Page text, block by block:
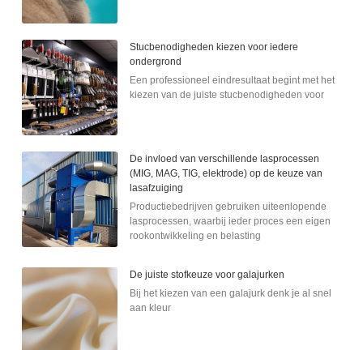
Stucbenodigheden kiezen voor iedere
ondergrond
Een professioneel eindresultaat begint met het
kiezen van de juiste stucbenodigheden voor
De invloed van verschillende lasprocessen
(MIG, MAG, TIG, elektrode) op de keuze van
lasafzuiging
Productiebedrijven gebruiken uiteenlopende
lasprocessen, waarbij ieder proces een eigen
rookontwikkeling en belasting
De juiste stofkeuze voor galajurken
Bij het kiezen van een galajurk denk je al snel
aan kleur